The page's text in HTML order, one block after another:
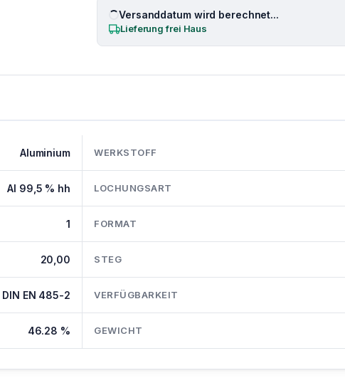
Versanddatum wird berechnet...
Lieferung frei Haus
Aluminium WERKSTOFF
Al 99,5 % hh LOCHUNGSART
1 FORMAT
20,00 STEG
DIN EN 485-2 VERFÜGBARKEIT
46.28 % GEWICHT